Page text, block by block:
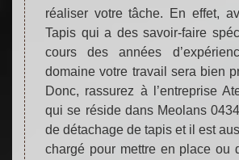
réaliser votre tâche. En effet,
Tapis qui a des savoir-faire
cours des années
domaine votre travail sera bien
Donc, rassurez à l’entreprise
qui se réside dans Meolans
de détachage de tapis et il est
chargé pour mettre en place ou